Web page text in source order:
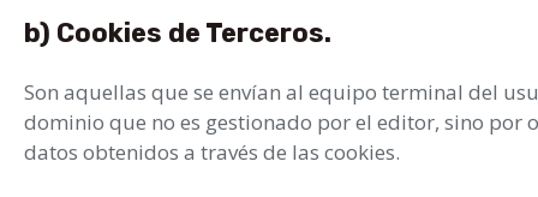
b) Cookies de Terceros.
Son aquellas que se envían al equipo terminal del
dominio que no es gestionado por el editor, sino por
datos obtenidos a través de las cookies.